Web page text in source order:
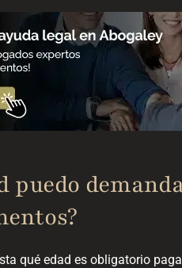
puedo
qué edad es obligatorio